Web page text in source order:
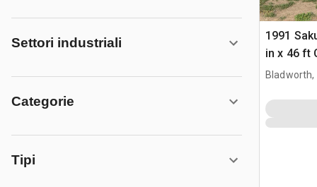
Settori industriali
Categorie
Tipi
1991
in x 46 ft
Bladworth,